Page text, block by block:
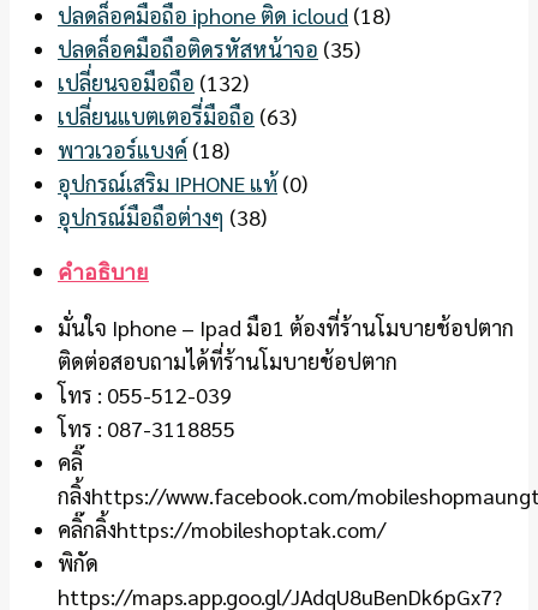
ปลดล็อคมือถือ iphone ติด icloud (18)
ปลดล็อคมือถือติดรหัสหน้าจอ (35)
เปลี่ยนจอมือถือ (132)
เปลี่ยนแบตเตอรี่มือถือ (63)
พาวเวอร์แบงค์ (18)
อุปกรณ์เสริม IPHONE แท้ (0)
อุปกรณ์มือถือต่างๆ (38)
คำอธิบาย
มั่นใจ Iphone – Ipad มือ1 ต้องที่ร้านโมบายช้อปตาก
ติดต่อสอบถามได้ที่ร้านโมบายช้อปตาก
โทร : 055-512-039
โทร : 087-3118855
คลิ๊
กลิ้งhttps://www.facebook.com/
คลิ๊กลิ้งhttps://mobileshoptak.com/
พิกัด
https://maps.app.goo.gl/JAdqU8uBenDk6pGx7?